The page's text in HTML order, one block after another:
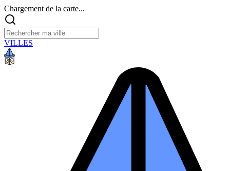
Chargement de la carte...
VILLES